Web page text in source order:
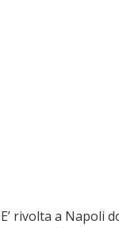
E’ rivolta a Napoli